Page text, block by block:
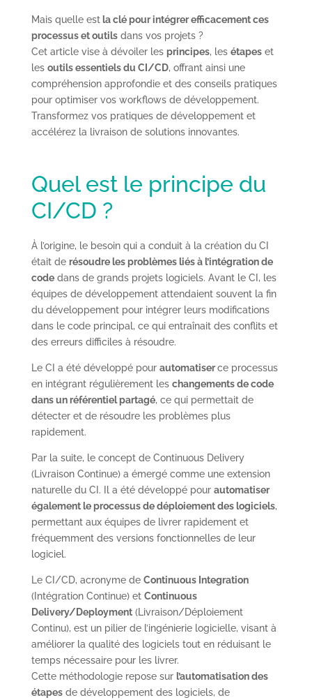
Mais quelle estla clé pour intégrer efficacement ces
processus et outilsdans vos projets ?
Cet article vise à dévoiler les principes, les étapeset
les outils essentiels du CI/CD, offrant ainsi une
compréhension approfondie et des conseils pratiques
pour optimiser vos workflows de développement.
Transformez vos pratiques de développement et
accélérez la livraison de solutions innovantes.
Quel est le principe du
CI/CD ?
À l’origine, le besoin qui a conduit à la création du CI
était de résoudre les problèmes liés à l’intégration de
codedans de grands projets logiciels. Avant le CI, les
équipes de développement attendaient souvent la fin
du développement pour intégrer leurs modifications
dans le code principal, ce qui entraînait des conflits et
des erreurs difficiles à résoudre.
Le CI a été développé pour automatiserce processus
en intégrant régulièrement les changements de code
dans un référentiel partagé, ce qui permettait de
détecter et de résoudre les problèmes plus
rapidement.
Par la suite, le concept de Continuous Delivery
(Livraison Continue) a émergé comme une extension
naturelle du CI. Il a été développé pour automatiser
également le processus de déploiement des logiciels,
permettant aux équipes de livrer rapidement et
fréquemment des versions fonctionnelles de leur
logiciel.
Le CI/CD, acronyme de Continuous Integration
(Intégration Continue) et Continuous
Delivery/Deployment(Livraison/Déploiement
Continu), est un pilier de l’ingénierie logicielle, visant à
améliorer la qualité des logiciels tout en réduisant le
temps nécessaire pour les livrer.
Cette méthodologie repose sur l’automatisation des
étapesde développement des logiciels, de